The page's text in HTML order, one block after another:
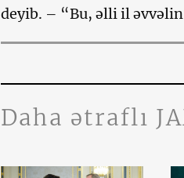
deyib. – “Bu, əlli il
Daha ətraflı